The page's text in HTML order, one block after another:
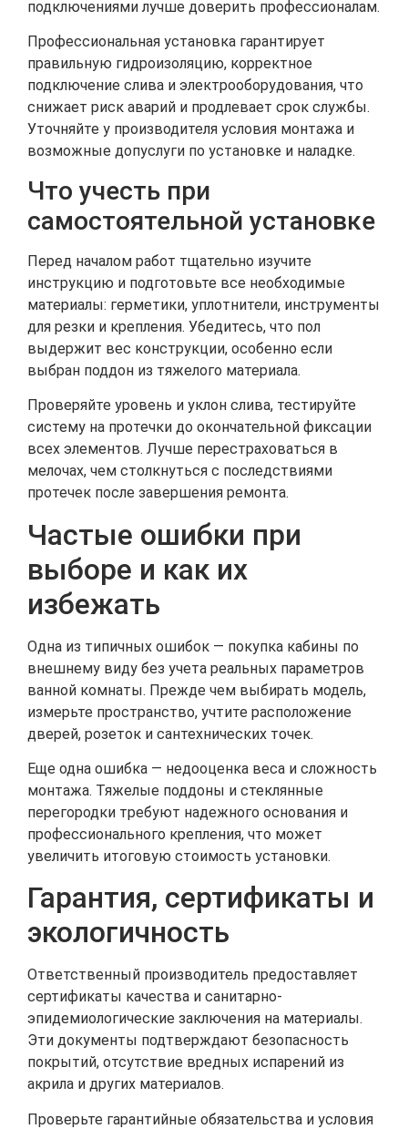
подключениями лучше доверить профессионалам.
Профессиональная установка гарантирует
правильную гидроизоляцию, корректное
подключение слива и электрооборудования, что
снижает риск аварий и продлевает срок службы.
Уточняйте у производителя условия монтажа и
возможные допуслуги по установке и наладке.
Что учесть при
самостоятельной установке
Перед началом работ тщательно изучите
инструкцию и подготовьте все необходимые
материалы: герметики, уплотнители, инструменты
для резки и крепления. Убедитесь, что пол
выдержит вес конструкции, особенно если
выбран поддон из тяжелого материала.
Проверяйте уровень и уклон слива, тестируйте
систему на протечки до окончательной фиксации
всех элементов. Лучше перестраховаться в
мелочах, чем столкнуться с последствиями
протечек после завершения ремонта.
Частые ошибки при
выборе и как их
избежать
Одна из типичных ошибок — покупка кабины по
внешнему виду без учета реальных параметров
ванной комнаты. Прежде чем выбирать модель,
измерьте пространство, учтите расположение
дверей, розеток и сантехнических точек.
Еще одна ошибка — недооценка веса и сложность
монтажа. Тяжелые поддоны и стеклянные
перегородки требуют надежного основания и
профессионального крепления, что может
увеличить итоговую стоимость установки.
Гарантия, сертификаты и
экологичность
Ответственный производитель предоставляет
сертификаты качества и санитарно-
эпидемиологические заключения на материалы.
Эти документы подтверждают безопасность
покрытий, отсутствие вредных испарений из
акрила и других материалов.
Проверьте гарантийные обязательства и условия